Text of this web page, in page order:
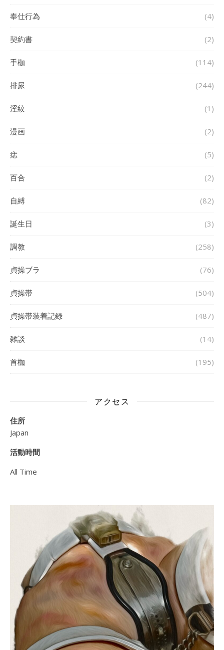
奉仕行為 (4)
契約書 (2)
手枷 (114)
排尿 (244)
淫紋 (1)
漫画 (2)
痣 (5)
百合 (2)
自縛 (82)
誕生日 (3)
調教 (258)
貞操ブラ (76)
貞操帯 (504)
貞操帯装着記録 (487)
雑談 (14)
首枷 (195)
アクセス
住所
Japan
活動時間
All Time